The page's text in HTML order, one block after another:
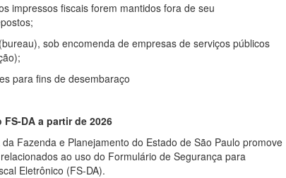
impressos fiscais forem mantidos fora de seu
sob encomenda de empresas de serviços públicos
para fins de desembaraço
DA a partir de 2026
Fazenda e Planejamento do Estado de São Paulo promove
ao uso do Formulário de Segurança para
Eletrônico (FS-DA).